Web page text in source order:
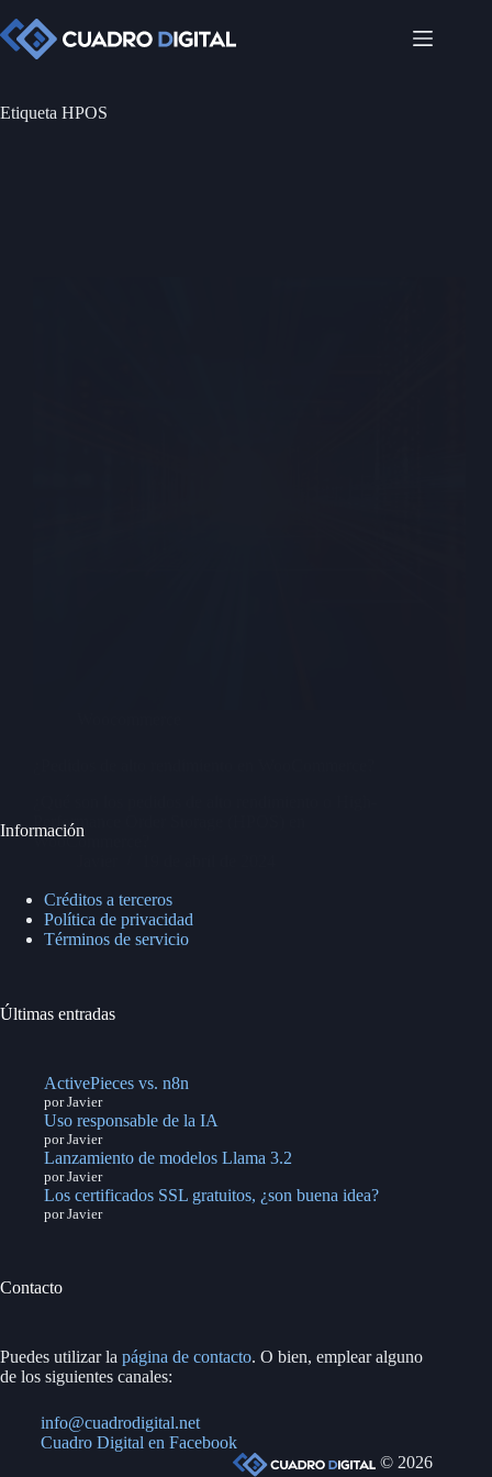
al
contenido
Etiqueta HPOS
Performance Order Storage (HPOS) en
WooCommerce?
Información
Créditos a terceros
Política de privacidad
Términos de servicio
Últimas entradas
ActivePieces vs. n8n
por Javier
Uso responsable de la IA
por Javier
Lanzamiento de modelos Llama 3.2
por Javier
Los certificados SSL gratuitos, ¿son buena idea?
por Javier
Contacto
Puedes utilizar la página de contacto. O bien, emplear alguno
de los siguientes canales:
info@cuadrodigital.net
Cuadro Digital en Facebook
© 2026